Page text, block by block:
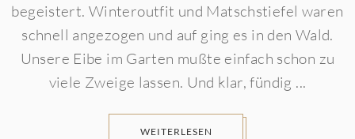
begeistert. Winteroutfit und Matschstiefel waren
schnell angezogen und auf ging es in den Wald.
Unsere Eibe im Garten mußte einfach schon zu
viele Zweige lassen. Und klar, fündig ...
WEITERLESEN